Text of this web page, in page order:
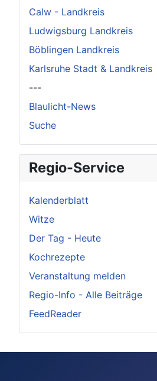
Calw - Landkreis
Ludwigsburg Landkreis
Böblingen Landkreis
Karlsruhe Stadt & Landkreis
---
Blaulicht-News
Suche
Regio-Service
Kalenderblatt
Witze
Der Tag - Heute
Kochrezepte
Veranstaltung melden
Regio-Info - Alle Beiträge
FeedReader